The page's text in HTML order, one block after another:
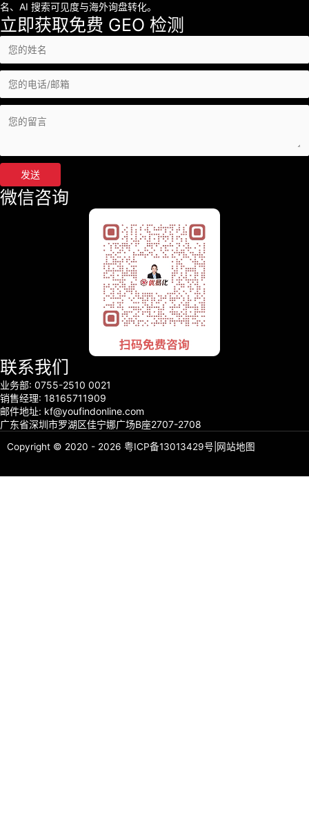
名、AI 搜索可见度与海外询盘转化。
立即获取免费 GEO 检测
发送
微信咨询
联系我们
业务部: 0755-2510 0021
销售经理: 18165711909
邮件地址: kf@youfindonline.com
广东省深圳市罗湖区佳宁娜广场B座2707-2708
Copyright © 2020 - 2026 粤ICP备13013429号 网站地图